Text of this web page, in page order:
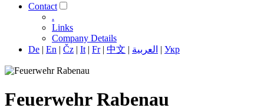
Contact
.
Links
Company Details
De | En | Čz | It | Fr| 中文 | العربية | Укр
Feuerwehr Rabenau